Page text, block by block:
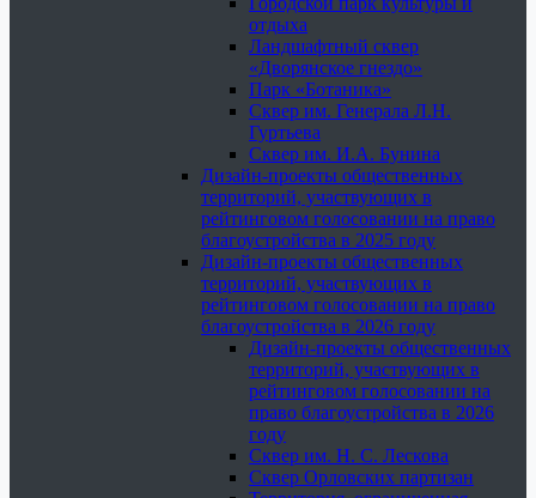
отдыха
Ландшафтный сквер
«Дворянское гнездо»
Парк «Ботаника»
Сквер им. Генерала Л.Н.
Гуртьева
Сквер им. И.А. Бунина
Дизайн-проекты общественных
территорий, участвующих в
рейтинговом голосовании на право
благоустройства в 2025 году
Дизайн-проекты общественных
территорий, участвующих в
рейтинговом голосовании на право
благоустройства в 2026 году
Дизайн-проекты общественных
территорий, участвующих в
рейтинговом голосовании на
право благоустройства в 2026
году
Сквер им. Н. С. Лескова
Сквер Орловских партизан